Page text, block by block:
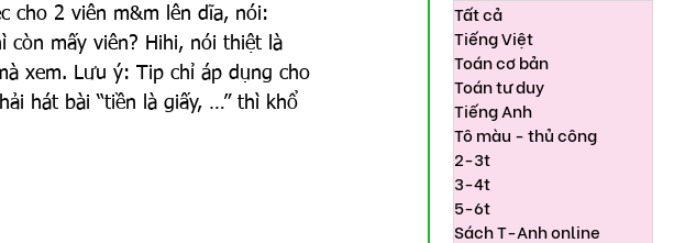
Tất cả
Tiếng Việt
Toán cơ bản
Toán tư duy
Tiếng Anh
Tô màu - thủ công
2-3t
3-4t
5-6t
Sách T-Anh online
cho 2 viên m&m lên dĩa, nói:
còn mấy viên? Hihi, nói thiệt là
xem. Lưu ý: Tip chỉ áp dụng cho
hát bài “tiền là giấy, …” thì khổ